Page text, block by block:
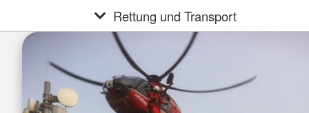
Rettung und Transport